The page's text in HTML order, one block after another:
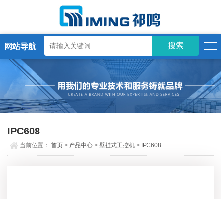
网站导航
IPC608
当前位置：首页 > 产品中心 >壁挂式工控机 > IPC608